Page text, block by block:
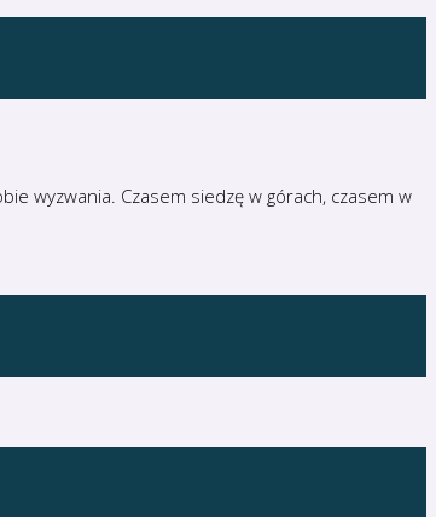
wyzwania. Czasem siedzę w górach, czasem w